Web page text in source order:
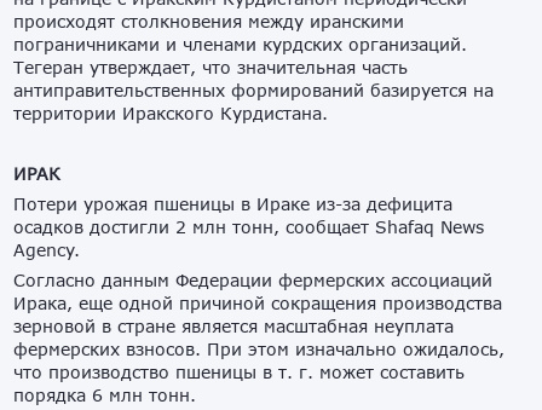
происходят столкновения между иранскими
пограничниками и членами курдских организаций.
Тегеран утверждает, что значительная часть
антиправительственных формирований базируется на
территории Иракского Курдистана.
ИРАК
Потери урожая пшеницы в Ираке из-за дефицита
осадков достигли 2 млн тонн, сообщает Shafaq News
Agency.
Согласно данным Федерации фермерских ассоциаций
Ирака, еще одной причиной сокращения производства
зерновой в стране является масштабная неуплата
фермерских взносов. При этом изначально ожидалось,
что производство пшеницы в т. г. может составить
порядка 6 млн тонн.